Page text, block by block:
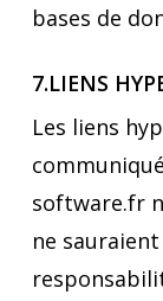
bases de
7.LIENS
Les liens
software.fr
ne